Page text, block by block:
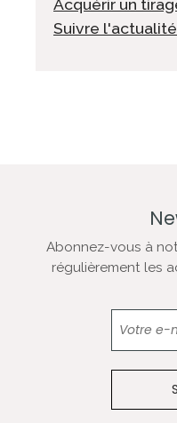
Acquérir un
Suivre
Abonnez-vous à
régulièrement les